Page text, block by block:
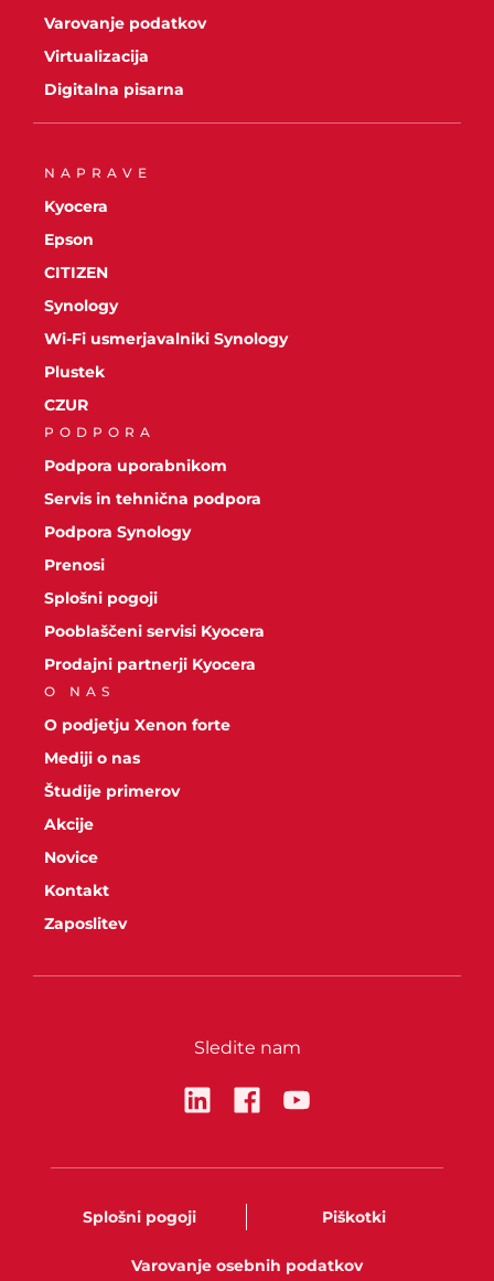
Varovanje podatkov
Virtualizacija
Digitalna pisarna
NAPRAVE
Kyocera
Epson
CITIZEN
Synology
Wi-Fi usmerjavalniki Synology
Plustek
CZUR
PODPORA
Podpora uporabnikom
Servis in tehnična podpora
Podpora Synology
Prenosi
Splošni pogoji
Pooblaščeni servisi Kyocera
Prodajni partnerji Kyocera
O NAS
O podjetju Xenon forte
Mediji o nas
Študije primerov
Akcije
Novice
Kontakt
Zaposlitev
Sledite nam
Splošni pogoji Piškotki
Varovanje osebnih podatkov